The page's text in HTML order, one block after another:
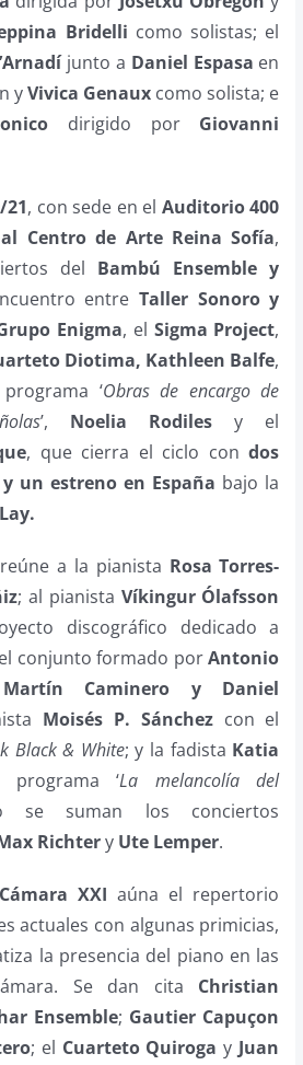
Bridelli como solistas; el
junto a Daniel Espasa en
yVivica Genaux como solista; e
dirigido por Giovanni
21, con sede en el Auditorio 400
Centro de Arte Reina Sofía,
del Bambú Ensemble y
entreTaller Sonoro y
Enigma, el Sigma Project,
Diotima, Kathleen Balfe,
‘Obras de encargo de
’, Noelia Rodiles y el
, que cierra el ciclo condos
un estreno en España bajo la
reúne a la pianista Rosa Torres-
; al pianista Víkingur Ólafsson
discográfico dedicado a
conjunto formado porAntonio
Caminero y Daniel
Moisés P. Sánchezcon el
Black & White; y la fadista Katia
‘La melancolía del
se suman los conciertos
Richtery Ute Lemper.
XXI aúna el repertorio
actuales con algunas primicias,
la presencia del piano en las
Se dan cita Christian
Ensemble; Gautier Capuçon
; el Cuarteto Quiroga y Juan